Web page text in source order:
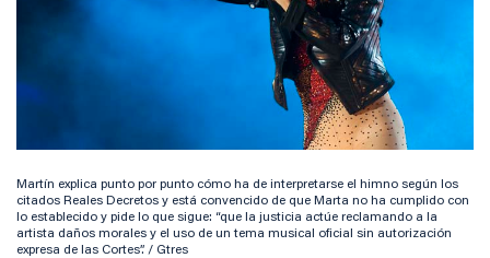
Martín explica punto por punto cómo ha de interpretarse el himno según los
citados Reales Decretos y está convencido de que Marta no ha cumplido con
lo establecido y pide lo que sigue: “que la justicia actúe reclamando a la
artista daños morales y el uso de un tema musical oficial sin autorización
expresa de las Cortes”. / Gtres